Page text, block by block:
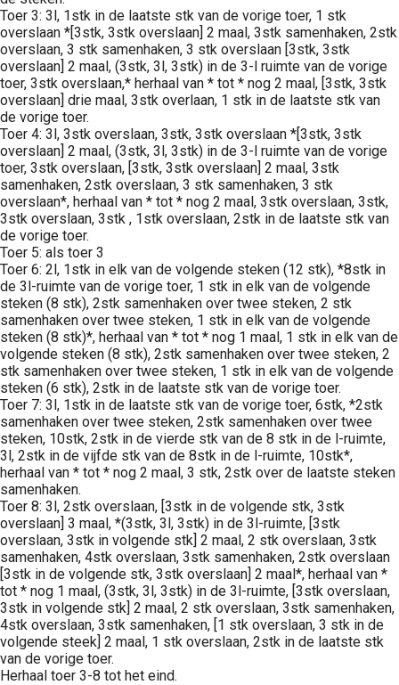
Toer 3: 3l, 1stk in de laatste stk van de vorige toer, 1 stk
overslaan *[3stk, 3stk overslaan] 2 maal, 3stk samenhaken, 2stk
overslaan, 3 stk samenhaken, 3 stk overslaan [3stk, 3stk
overslaan] 2 maal, (3stk, 3l, 3stk) in de 3-l ruimte van de vorige
toer, 3stk overslaan,* herhaal van * tot * nog 2 maal, [3stk, 3stk
overslaan] drie maal, 3stk overlaan, 1 stk in de laatste stk van
de vorige toer.
Toer 4: 3l, 3stk overslaan, 3stk, 3stk overslaan *[3stk, 3stk
overslaan] 2 maal, (3stk, 3l, 3stk) in de 3-l ruimte van de vorige
toer, 3stk overslaan, [3stk, 3stk overslaan] 2 maal, 3stk
samenhaken, 2stk overslaan, 3 stk samenhaken, 3 stk
overslaan*, herhaal van * tot * nog 2 maal, 3stk overslaan, 3stk,
3stk overslaan, 3stk , 1stk overslaan, 2stk in de laatste stk van
de vorige toer.
Toer 5: als toer 3
Toer 6: 2l, 1stk in elk van de volgende steken (12 stk), *8stk in
de 3l-ruimte van de vorige toer, 1 stk in elk van de volgende
steken (8 stk), 2stk samenhaken over twee steken, 2 stk
samenhaken over twee steken, 1 stk in elk van de volgende
steken (8 stk)*, herhaal van * tot * nog 1 maal, 1 stk in elk van de
volgende steken (8 stk), 2stk samenhaken over twee steken, 2
stk samenhaken over twee steken, 1 stk in elk van de volgende
steken (6 stk), 2stk in de laatste stk van de vorige toer.
Toer 7: 3l, 1stk in de laatste stk van de vorige toer, 6stk, *2stk
samenhaken over twee steken, 2stk samenhaken over twee
steken, 10stk, 2stk in de vierde stk van de 8 stk in de l-ruimte,
3l, 2stk in de vijfde stk van de 8stk in de l-ruimte, 10stk*,
herhaal van * tot * nog 2 maal, 3 stk, 2stk over de laatste steken
samenhaken.
Toer 8: 3l, 2stk overslaan, [3stk in de volgende stk, 3stk
overslaan] 3 maal, *(3stk, 3l, 3stk) in de 3l-ruimte, [3stk
overslaan, 3stk in volgende stk] 2 maal, 2 stk overslaan, 3stk
samenhaken, 4stk overslaan, 3stk samenhaken, 2stk overslaan
[3stk in de volgende stk, 3stk overslaan] 2 maal*, herhaal van *
tot * nog 1 maal, (3stk, 3l, 3stk) in de 3l-ruimte, [3stk overslaan,
3stk in volgende stk] 2 maal, 2 stk overslaan, 3stk samenhaken,
4stk overslaan, 3stk samenhaken, [1 stk overslaan, 3 stk in de
volgende steek] 2 maal, 1 stk overslaan, 2stk in de laatste stk
van de vorige toer.
Herhaal toer 3-8 tot het eind.